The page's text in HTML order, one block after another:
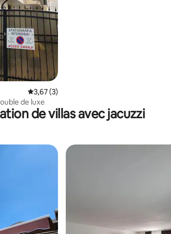
: 4,92 sur 5
Évaluation moyenne sur la base de 3
3,67 (3)
de luxe
de villas avec jacuzzi